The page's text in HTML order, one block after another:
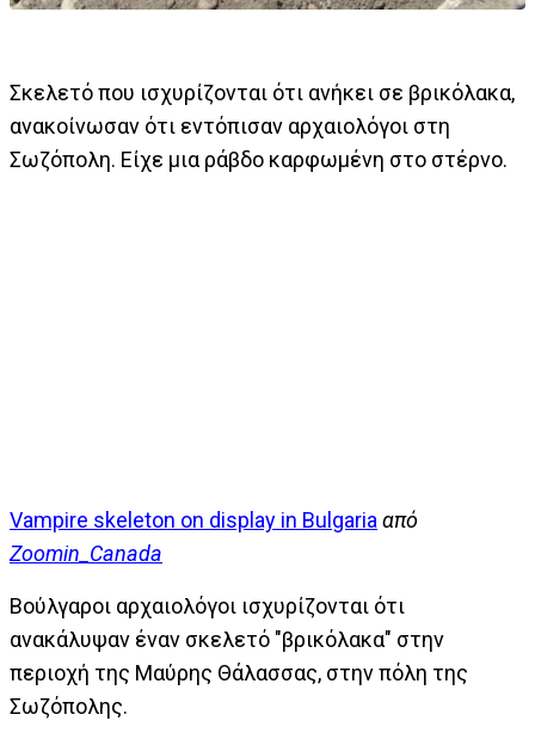
Σκελετό που ισχυρίζονται ότι ανήκει σε βρικόλακα,
ανακοίνωσαν ότι εντόπισαν αρχαιολόγοι στη
Σωζόπολη. Είχε μια ράβδο καρφωμένη στο στέρνο.
Vampire skeleton on display in Bulgariaαπό
Zoomin_Canada
Βούλγαροι αρχαιολόγοι ισχυρίζονται ότι
ανακάλυψαν έναν σκελετό "βρικόλακα" στην
περιοχή της Μαύρης Θάλασσας, στην πόλη της
Σωζόπολης.